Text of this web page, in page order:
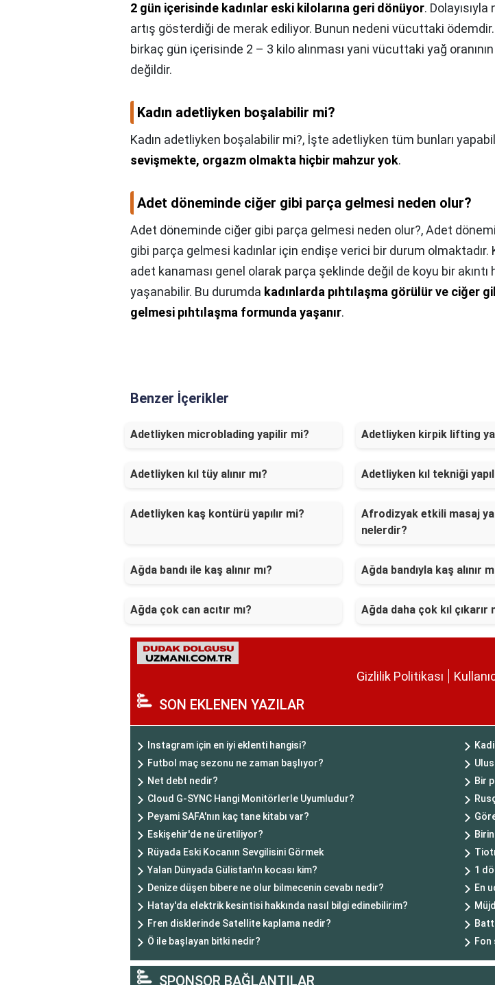
2 gün içerisinde kadınlar eski kilolarına geri dönüyor.
artış gösterdiği de merak ediliyor. Bunun nedeni vücuttaki ödemdir.
birkaç gün içerisinde 2 – 3 kilo alınması yani vücuttaki yağ
değildir.
Kadın adetliyken boşalabilir mi?
Kadın adetliyken boşalabilir mi?, İşte adetliyken tüm bunları
sevişmekte, orgazm olmakta hiçbir mahzur yok.
Adet döneminde ciğer gibi parça gelmesi neden olur?
Adet döneminde ciğer gibi parça gelmesi neden olur?,Adet
gibi parça gelmesi kadınlar için endişe verici bir durum olmaktadır.
adet kanaması genel olarak parça şeklinde değil de koyu bir akıntı
yaşanabilir. Bu durumda kadınlarda pıhtılaşma görülür ve ciğer
gelmesi pıhtılaşma formunda yaşanır.
Benzer İçerikler
Adetliyken microblading yapilir mi? Adetliyken kirpik lifting
Adetliyken kıl tüy alınır mı? Adetliyken kıl tekniği
Adetliyken kaş kontürü yapılır mi?
Afrodizyak etkili masaj
nelerdir?
Ağda bandı ile kaş alınır mı? Ağda bandıyla kaş alınır
Ağda çok can acıtır mı? Ağda daha çok kıl çıkarır
Gizlilik Politikası
SON EKLENEN YAZILAR
Instagram için en iyi eklenti hangisi?
Futbol maç sezonu ne zaman başlıyor?
Net debt nedir?
Bir
Cloud G-SYNC Hangi Monitörlerle Uyumludur?
Peyami SAFA'nın kaç tane kitabı var?
Eskişehir'de ne üretiliyor?
Rüyada Eski Kocanın Sevgilisini Görmek
Yalan Dünyada Gülistan'ın kocası kim?
1
Denize düşen bibere ne olur bilmecenin cevabı nedir?
En
Hatay'da elektrik kesintisi hakkında nasıl bilgi edinebilirim?
Fren disklerinde Satellite kaplama nedir?
Ö ile başlayan bitki nedir?
Fon
SPONSOR BAĞLANTILAR